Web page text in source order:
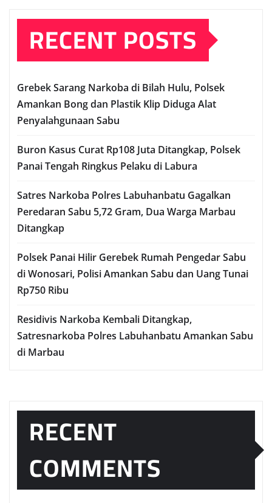
RECENT POSTS
Grebek Sarang Narkoba di Bilah Hulu, Polsek
Amankan Bong dan Plastik Klip Diduga Alat
Penyalahgunaan Sabu
Buron Kasus Curat Rp108 Juta Ditangkap, Polsek
Panai Tengah Ringkus Pelaku di Labura
Satres Narkoba Polres Labuhanbatu Gagalkan
Peredaran Sabu 5,72 Gram, Dua Warga Marbau
Ditangkap
Polsek Panai Hilir Gerebek Rumah Pengedar Sabu
di Wonosari, Polisi Amankan Sabu dan Uang Tunai
Rp750 Ribu
Residivis Narkoba Kembali Ditangkap,
Satresnarkoba Polres Labuhanbatu Amankan Sabu
di Marbau
RECENT
COMMENTS